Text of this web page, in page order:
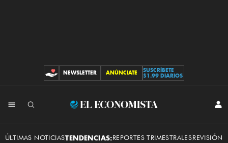
CONTRIBUCIONES
NEWSLETTER ANÚNCIATE
SUSCRÍBETE
$1.99 DIARIOS
El
ÚLTIMAS NOTICIASTENDENCIAS:REPORTES TRIMESTRALESREVISIÓN